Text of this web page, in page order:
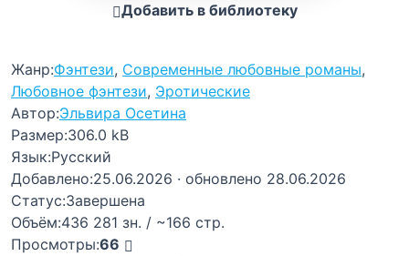
Добавить в библиотеку
Жанр:Фэнтези, Современные любовные романы,
Любовное фэнтези, Эротические
Автор:Эльвира Осетина
Размер:306.0 kB
Язык:Русский
Добавлено:25.06.2026 · обновлено 28.06.2026
Статус:Завершена
Объём:436 281 зн. / ~166 стр.
Просмотры:66